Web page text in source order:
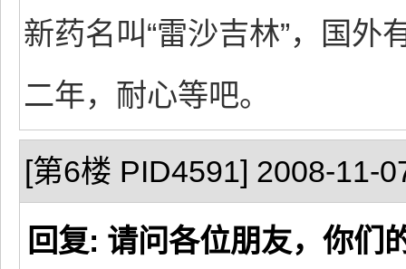
新药名叫“雷沙吉林”，国
二年，耐心等吧。
[第6楼 PID4591] 2008-11-
回复: 请问各位朋友，你们